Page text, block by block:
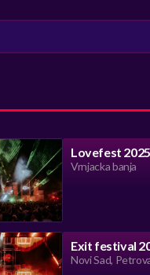
Lovefest 2025
Vrnjacka banja
Exit festival
Novi Sad,